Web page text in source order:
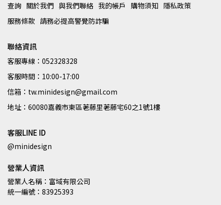
查詢 關於我們 與我們聯絡 我的帳戶 購物須知 隱私政策
服務條款 請務必提高警覺防詐騙
聯絡資訊
客服專線：052328328
客服時間：10:00-17:00
信箱：tw.minidesign@gmail.com
地址：60080嘉義市東區荖藤里荖藤宅60之1號1樓
客服LINE ID
@minidesign
營業人資訊
營業人名稱：富域有限公司
統一編號：83925393